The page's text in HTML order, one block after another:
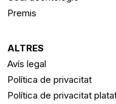
Premis
ALTRES
Avís legal
Política de privacitat
Política de privacitat